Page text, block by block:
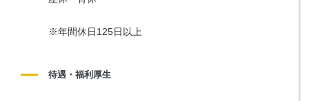
※年間休日125日以上
待遇・福利厚生